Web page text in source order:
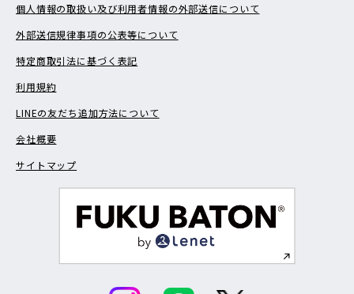
個人情報の取扱い及び利用者情報の外部送信について
外部送信規律事項の公表等について
特定商取引法に基づく表記
利用規約
LINEの友だち追加方法について
会社概要
サイトマップ